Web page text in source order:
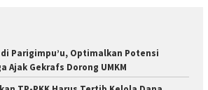
Parigimpu’u, Optimalkan Potensi
Ajak Gekrafs Dorong UMKM